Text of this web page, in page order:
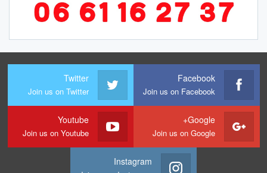
Facebook
Join us on Facebook
Twitter
Join us on Twitter
Google+
Join us on Google
Youtube
Join us on Youtube
Instagram